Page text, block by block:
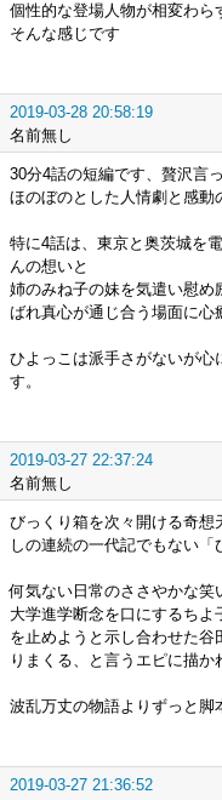
個性的な登場人物が相変わ
そんな感じです
2019-03-28 20:58:19
名前無し
30分4話の短編です、贅沢言
ほのぼのとした人情劇と感動
特に4話は、東京と奥茨城を
んの想いと
姉のみね子の妹を気遣い慰
ばれ真心が通じ合う場面に心
ひよっこは派手さがないが
す。
2019-03-27 22:37:24
名前無し
びっくり箱を次々開ける奇
しの連続の一代記でもない「
何気ない日常のささやかな笑
大学進学断念を口にするち
を止めようと示し合わせた
りまくる、と言うエピに描か
波乱万丈の物語よりずっと脚
2019-03-27 21:36:52